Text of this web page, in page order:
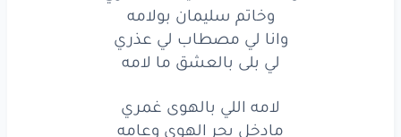
مادخلبحرالهوىوعامه
ماخذاني
بغترٍ
الكريميواجه اكرامه
وخاتم سليمان بولامه
وانا لي مصطاب لي عذري
لي بلى بالعشق ما لامه
لامه اللي بالهوى غمري
مادخل بحر الهوى وعامه